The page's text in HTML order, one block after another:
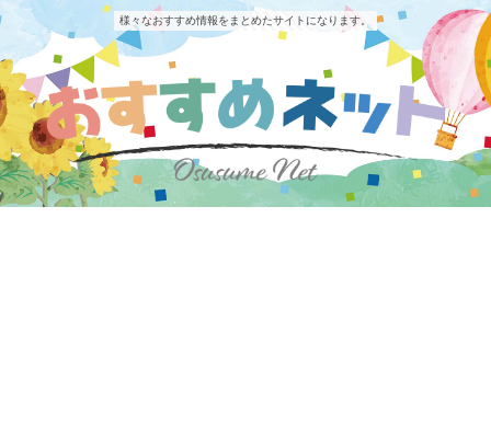
様々なおすすめ情報をまとめたサイトになります。